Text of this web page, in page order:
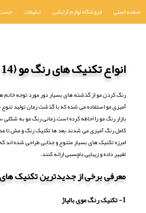
صفحه اصلی فروشگاه لوازم آرایشی تبلیغات
انواع تکنیک های رنگ مو (14 تکنیک)
رنگ کردن مو از گذشته های بسیار دور مورد توجه خانم
آمیزی مو استفاده می شده که با گذشت زمان تولید
بازار رنگ مو را احاطه کرده است.زمانی رنگ مو به
کامل رنگ آمیزی می شدند.بعد ها تکنیک رنگ و مش تا
امرزه تکنیک های بسیار متنوع و جذابی طراحی شده اند
تغییر داده و زیبایی دلچسبی ارائه کنند.
معرفی برخی از جدیدترین تکنیک
1- تکنیک رنگ موی بالیاژ